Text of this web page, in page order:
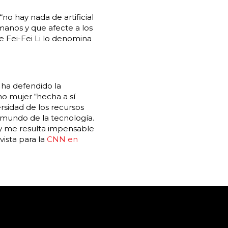
hay nada de artificial
y que afecte a los
Fei-Fei Li lo denomina
defendido la
mujer “hecha a sí
de los recursos
de la tecnología.
me resulta impensable
para la CNN en